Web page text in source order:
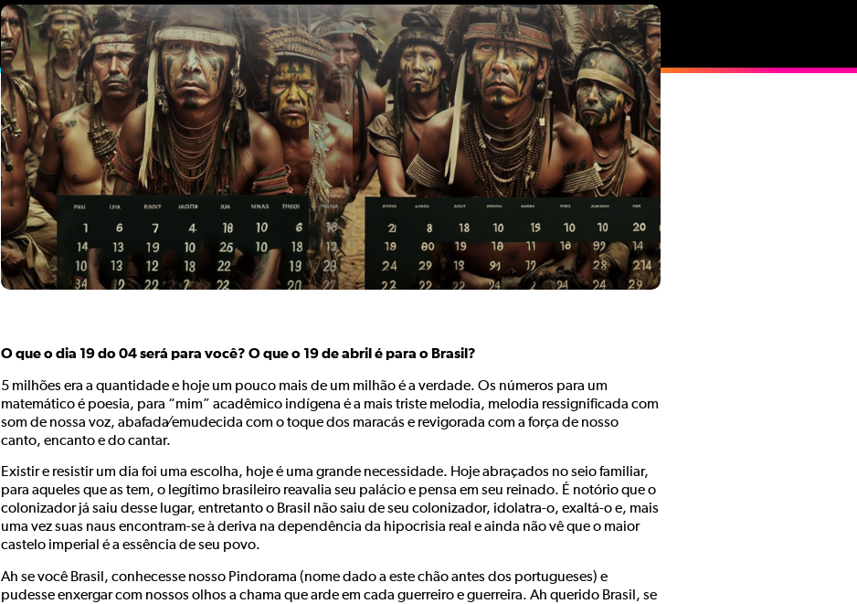
O que o dia 19 do 04 será para você? O que o 19 de abril é para o Brasil?
5 milhões era a quantidade e hoje um pouco mais de um milhão é a verdade. Os números para um
matemático é poesia, para “mim” acadêmico indígena é a mais triste melodia, melodia ressignificada com
som de nossa voz, abafada∕emudecida com o toque dos maracás e revigorada com a força de nosso
canto, encanto e do cantar.
Existir e resistir um dia foi uma escolha, hoje é uma grande necessidade. Hoje abraçados no seio familiar,
para aqueles que as tem, o legítimo brasileiro reavalia seu palácio e pensa em seu reinado. É notório que o
colonizador já saiu desse lugar, entretanto o Brasil não saiu de seu colonizador, idolatra-o, exaltá-o e, mais
uma vez suas naus encontram-se à deriva na dependência da hipocrisia real e ainda não vê que o maior
castelo imperial é a essência de seu povo.
Ah se você Brasil, conhecesse nosso Pindorama (nome dado a este chão antes dos portugueses) e
pudesse enxergar com nossos olhos a chama que arde em cada guerreiro e guerreira. Ah querido Brasil, se